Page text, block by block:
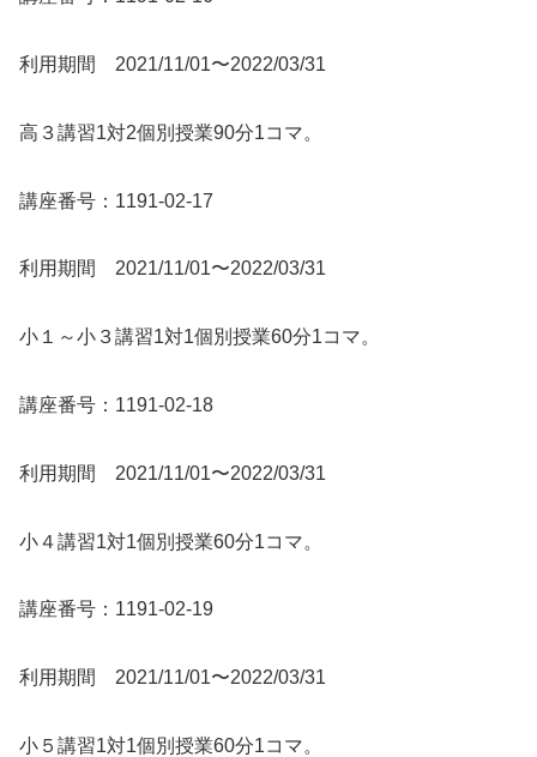
利用期間 2021/11/01〜2022/03/31
高３講習1対2個別授業90分1コマ。
講座番号：1191-02-17
利用期間 2021/11/01〜2022/03/31
小１～小３講習1対1個別授業60分1コマ。
講座番号：1191-02-18
利用期間 2021/11/01〜2022/03/31
小４講習1対1個別授業60分1コマ。
講座番号：1191-02-19
利用期間 2021/11/01〜2022/03/31
小５講習1対1個別授業60分1コマ。